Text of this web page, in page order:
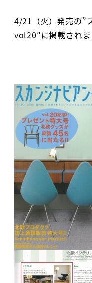
4/21（火）発売の”
vol20″に掲載されま